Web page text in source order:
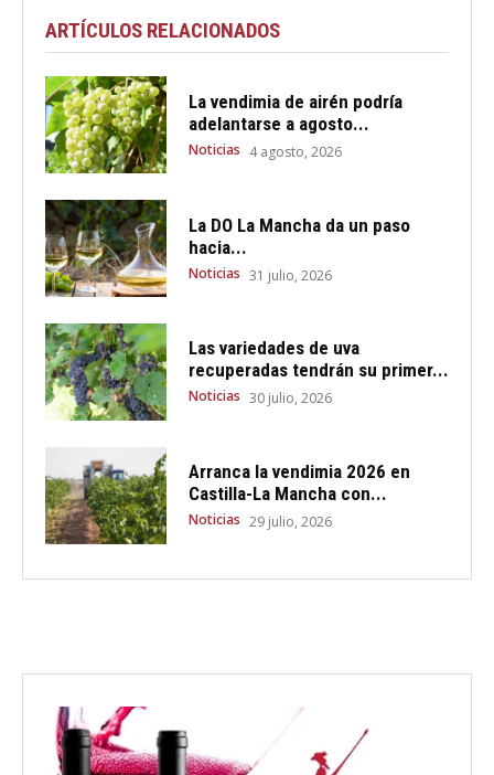
ARTÍCULOS RELACIONADOS
La vendimia de airén podría
adelantarse a agosto...
Noticias 4 agosto, 2026
La DO La Mancha da un paso
hacia...
Noticias 31 julio, 2026
Las variedades de uva
recuperadas tendrán su primer...
Noticias 30 julio, 2026
Arranca la vendimia 2026 en
Castilla-La Mancha con...
Noticias 29 julio, 2026